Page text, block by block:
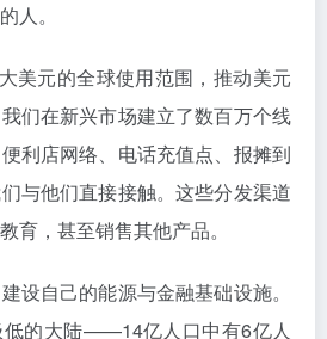
人。
美元的全球使用范围，推动美元
们在新兴市场建立了数百万个线
利店网络、电话充值点、报摊到
与他们直接接触。这些分发渠道
育，甚至销售其他产品。
设自己的能源与金融基础设施。
低的大陆——14亿人口中有6亿人